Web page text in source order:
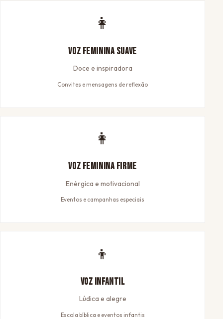
👩
Voz Feminina Suave
Doce e inspiradora
Convites e mensagens de reflexão
👩
Voz Feminina Firme
Enérgica e motivacional
Eventos e campanhas especiais
👦
Voz Infantil
Lúdica e alegre
Escola bíblica e eventos infantis